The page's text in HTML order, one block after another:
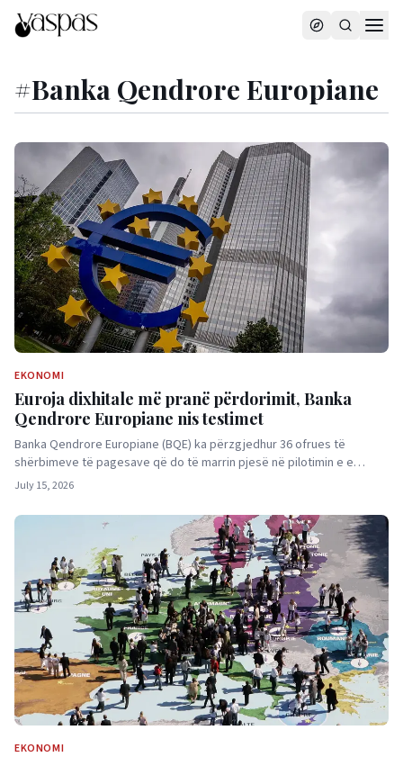
#Banka Qendrore Europiane
EKONOMI
Euroja dixhitale më pranë përdorimit, Banka
Qendrore Europiane nis testimet
Banka Qendrore Europiane (BQE) ka përzgjedhur 36 ofrues të
shërbimeve të pagesave që do të marrin pjesë në pilotimin e e…
July 15, 2026
EKONOMI